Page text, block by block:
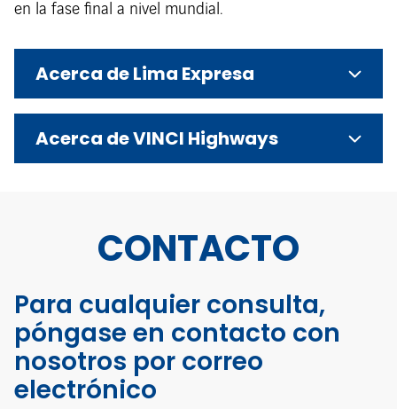
en la fase final a nivel mundial.
Acerca de Lima Expresa
Acerca de VINCI Highways
CONTACTO
Para cualquier consulta,
póngase en contacto con
nosotros por correo
electrónico